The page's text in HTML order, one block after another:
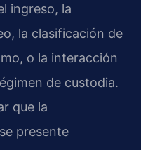
ingreso, la
la clasificación de
o la interacción
de custodia.
que la
presente